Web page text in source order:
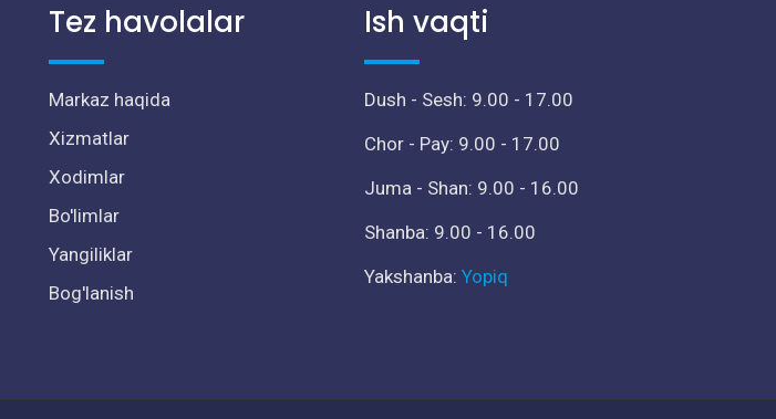
Tez havolalar
Markaz haqida
Xizmatlar
Xodimlar
Bo'limlar
Yangiliklar
Bog'lanish
Ish vaqti
Dush - Sesh: 9.00 - 17.00
Chor - Pay: 9.00 - 17.00
Juma - Shan: 9.00 - 16.00
Shanba: 9.00 - 16.00
Yakshanba: Yopiq